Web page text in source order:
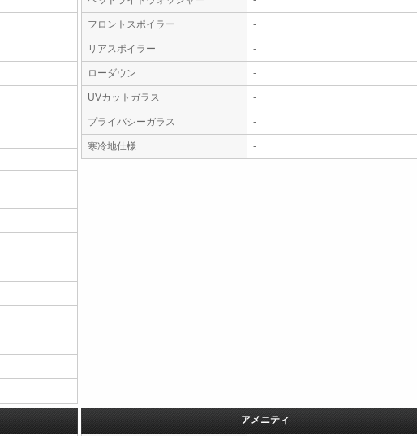
フロントスポイラー -
リアスポイラー -
ローダウン -
UVカットガラス -
プライバシーガラス -
寒冷地仕様 -
アメニティ